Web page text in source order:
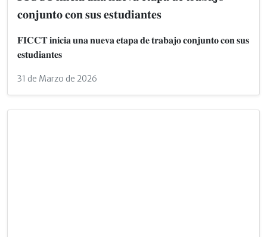
𝐜𝐨𝐧𝐣𝐮𝐧𝐭𝐨 𝐜𝐨𝐧 𝐬𝐮𝐬 𝐞𝐬𝐭𝐮𝐝𝐢𝐚𝐧𝐭𝐞𝐬
𝐅𝐈𝐂𝐂𝐓 𝐢𝐧𝐢𝐜𝐢𝐚 𝐮𝐧𝐚 𝐧𝐮𝐞𝐯𝐚 𝐞𝐭𝐚𝐩𝐚 𝐝𝐞 𝐭𝐫𝐚𝐛𝐚𝐣𝐨 𝐜𝐨𝐧𝐣𝐮𝐧𝐭𝐨 𝐜𝐨𝐧 𝐬𝐮𝐬
𝐞𝐬𝐭𝐮𝐝𝐢𝐚𝐧𝐭𝐞𝐬
31 de Marzo de 2026